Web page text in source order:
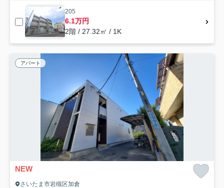
205
6.1万円
2階 / 27.32㎡ / 1K
アパート
NEW
さいたま市岩槻区加倉